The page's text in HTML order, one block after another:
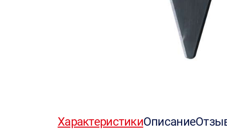
ХарактеристикиОписание